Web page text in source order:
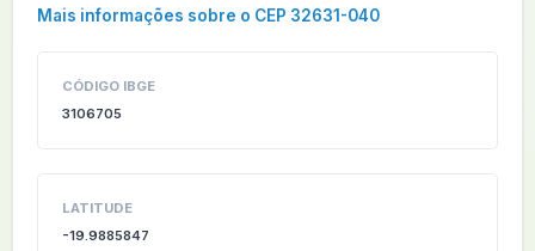
Mais informações sobre o CEP 32631-040
CÓDIGO IBGE
3106705
LATITUDE
-19.9885847